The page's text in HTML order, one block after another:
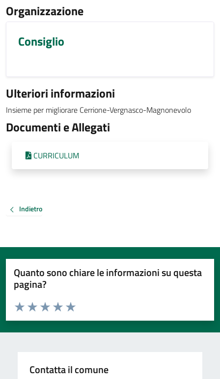
Organizzazione
Consiglio
Ulteriori informazioni
Insieme per migliorare Cerrione-Vergnasco-Magnonevolo
Documenti e Allegati
CURRICULUM
Indietro
Quanto sono chiare le informazioni su questa
pagina?
Valuta da 1 a 5 stelle la pagina
Valuta 5 stelle su 5
Valuta 4 stelle su 5
Valuta 3 stelle su 5
Valuta 2 stelle su 5
Valuta 1 stelle su 5
Contatta il comune